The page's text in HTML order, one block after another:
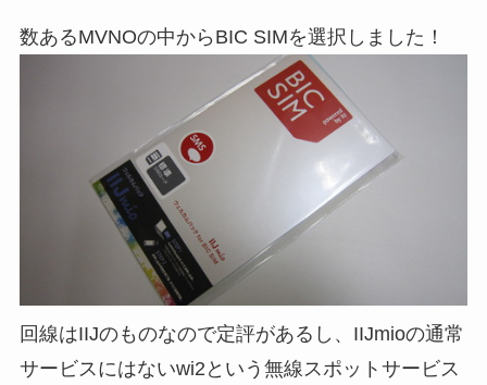
数あるMVNOの中からBIC SIMを選択しました！
回線はIIJのものなので定評があるし、IIJmioの通常
サービスにはないwi2という無線スポットサービス